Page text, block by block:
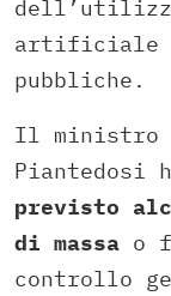
artificiale
pubbliche.
Il ministro
Piantedosi
previsto
di massa o
controllo